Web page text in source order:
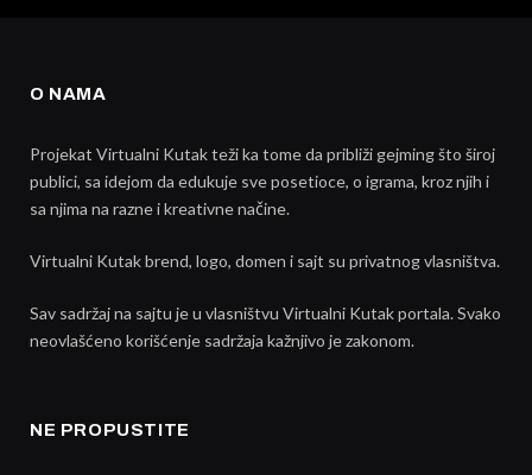
O NAMA
Projekat Virtualni Kutak teži ka tome da približi gejming što široj
publici, sa idejom da edukuje sve posetioce, o igrama, kroz njih i
sa njima na razne i kreativne načine.
Virtualni Kutak brend, logo, domen i sajt su privatnog vlasništva.
Sav sadržaj na sajtu je u vlasništvu Virtualni Kutak portala. Svako
neovlašćeno korišćenje sadržaja kažnjivo je zakonom.
NE PROPUSTITE